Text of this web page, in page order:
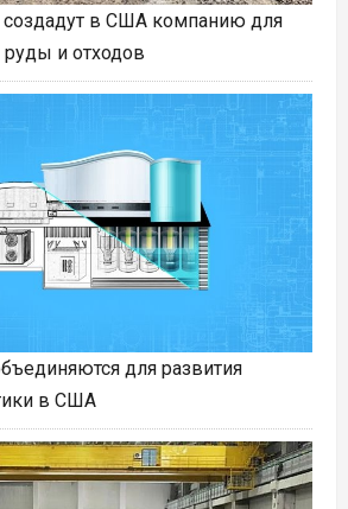
создадут в США компанию для
и отходов
для развития
в США